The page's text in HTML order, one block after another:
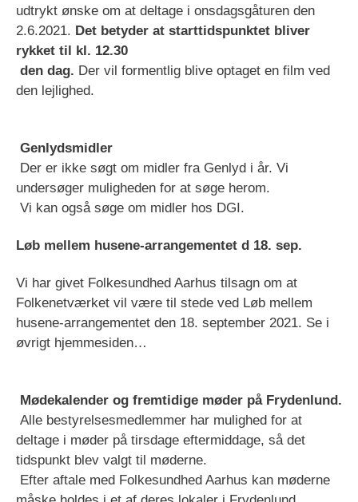
udtrykt ønske om at deltage i onsdagsgåturen den
2.6.2021. Det betyder at starttidspunktet bliver
rykket til kl. 12.30
den dag. Der vil formentlig blive optaget en film ved
den lejlighed.
Genlydsmidler
Der er ikke søgt om midler fra Genlyd i år. Vi
undersøger muligheden for at søge herom.
Vi kan også søge om midler hos DGI.
Løb mellem husene-arrangementet d 18. sep.
Vi har givet Folkesundhed Aarhus tilsagn om at
Folkenetværket vil være til stede ved Løb mellem
husene-arrangementet den 18. september 2021. Se i
øvrigt hjemmesiden…
Mødekalender og fremtidige møder på Frydenlund.
Alle bestyrelsesmedlemmer har mulighed for at
deltage i møder på tirsdage eftermiddage, så det
tidspunkt blev valgt til møderne.
Efter aftale med Folkesundhed Aarhus kan møderne